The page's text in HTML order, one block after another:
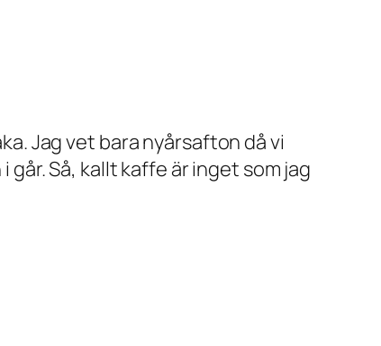
Jag vet bara nyårsafton då vi
Så, kallt kaffe är inget som jag